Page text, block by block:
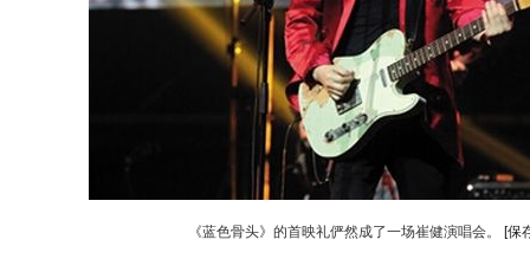
《蓝色骨头》的首映礼俨然成了一场崔健演唱会。 [保